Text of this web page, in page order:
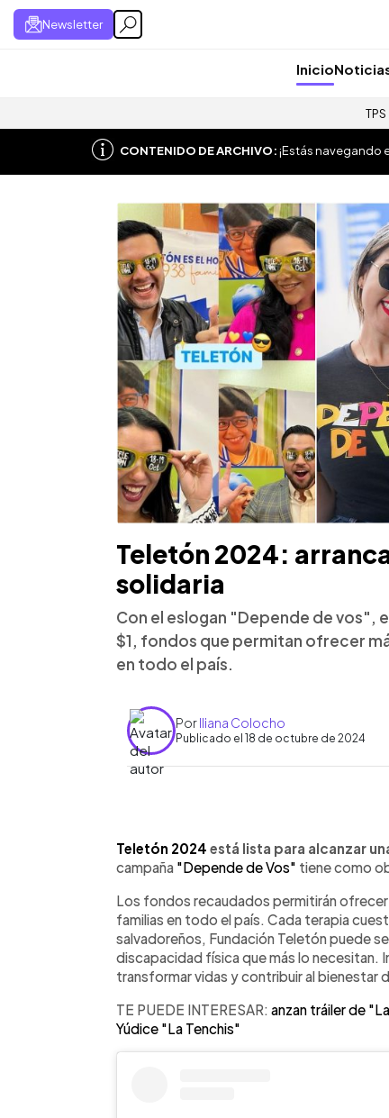
Newsletter
Inicio
TPS
CONTENIDO DE ARCHIVO:¡Estás navegando
Teletón 2024:
solidaria
Con el eslogan "Depende de vos",
$1, fondos que permitan ofrecer
en todo el país.
PorIliana Colocho
Publicado el 18 de octubre de 2024
► Escuchar artículo
Teletón 2024 está lista para alcanzar
campaña "Depende de Vos" tiene como
Los fondos recaudados permitirán
familias en todo el país. Cada terapia
salvadoreños, Fundación Teletón puede
discapacidad física que más lo necesitan.
transformar vidas y contribuir al bienestar
TE PUEDE INTERESAR: anzan tráiler de
Yúdice "La Tenchis"